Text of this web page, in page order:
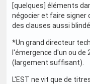
[quelques] éléments
négocier et faire signer
des clauses aussi
*Un grand directeur
l'émergence d'un ou de
(largement suffisant).
L'EST ne vit que de